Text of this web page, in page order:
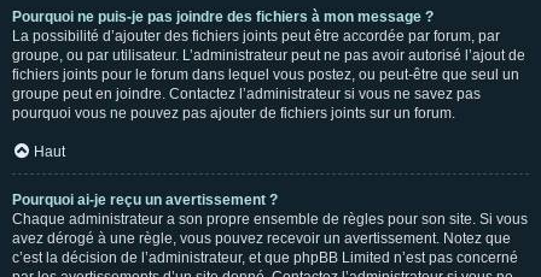
Pourquoi ne puis-je pas joindre des fichiers à mon message ?
La possibilité d’ajouter des fichiers joints peut être accordée par forum, par
groupe, ou par utilisateur. L’administrateur peut ne pas avoir autorisé l’ajout de
fichiers joints pour le forum dans lequel vous postez, ou peut-être que seul un
groupe peut en joindre. Contactez l’administrateur si vous ne savez pas
pourquoi vous ne pouvez pas ajouter de fichiers joints sur un forum.
Haut
Pourquoi ai-je reçu un avertissement ?
Chaque administrateur a son propre ensemble de règles pour son site. Si vous
avez dérogé à une règle, vous pouvez recevoir un avertissement. Notez que
c’est la décision de l’administrateur, et que phpBB Limited n’est pas concerné